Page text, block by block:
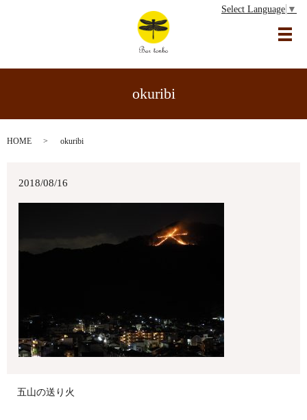
Select Language ▼
メ
okuribi
HOME okuribi
2018/08/16
五山の送り火